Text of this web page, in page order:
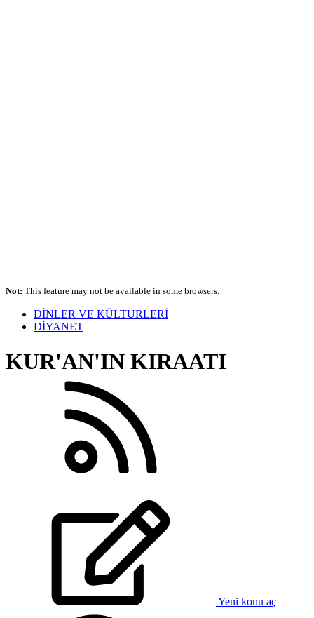
Not: This feature may not be available in some browsers.
DİNLER VE KÜLTÜRLERİ
DİYANET
KUR'AN'IN KIRAATI
Yeni konu aç